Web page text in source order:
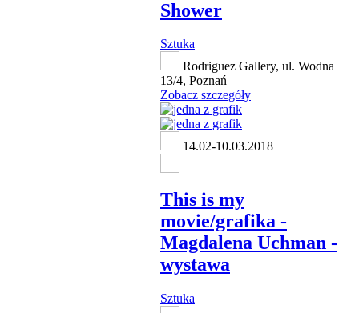
Shower
Sztuka
Rodriguez Gallery, ul. Wodna
13/4, Poznań
Zobacz szczegóły
14.02-10.03.2018
This is my
movie/grafika -
Magdalena Uchman -
wystawa
Sztuka